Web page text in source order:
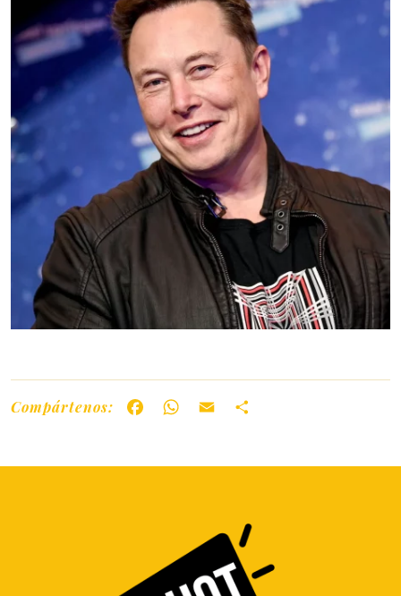
Compártenos: FacebookWhatsApp
Email